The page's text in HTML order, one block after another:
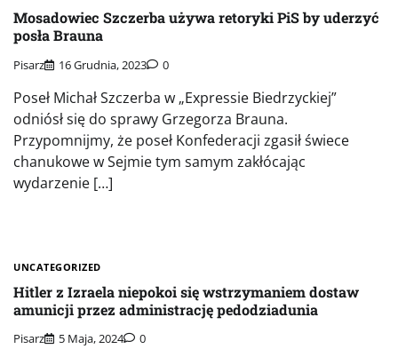
Mosadowiec Szczerba używa retoryki PiS by uderzyć
posła Brauna
Pisarz 16 Grudnia, 2023 0
Poseł Michał Szczerba w „Expressie Biedrzyckiej”
odniósł się do sprawy Grzegorza Brauna.
Przypomnijmy, że poseł Konfederacji zgasił świece
chanukowe w Sejmie tym samym zakłócając
wydarzenie […]
UNCATEGORIZED
Hitler z Izraela niepokoi się wstrzymaniem dostaw
amunicji przez administrację pedodziadunia
Pisarz 5 Maja, 2024 0